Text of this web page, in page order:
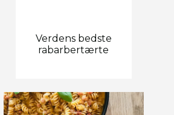
Verdens bedste
rabarbertærte